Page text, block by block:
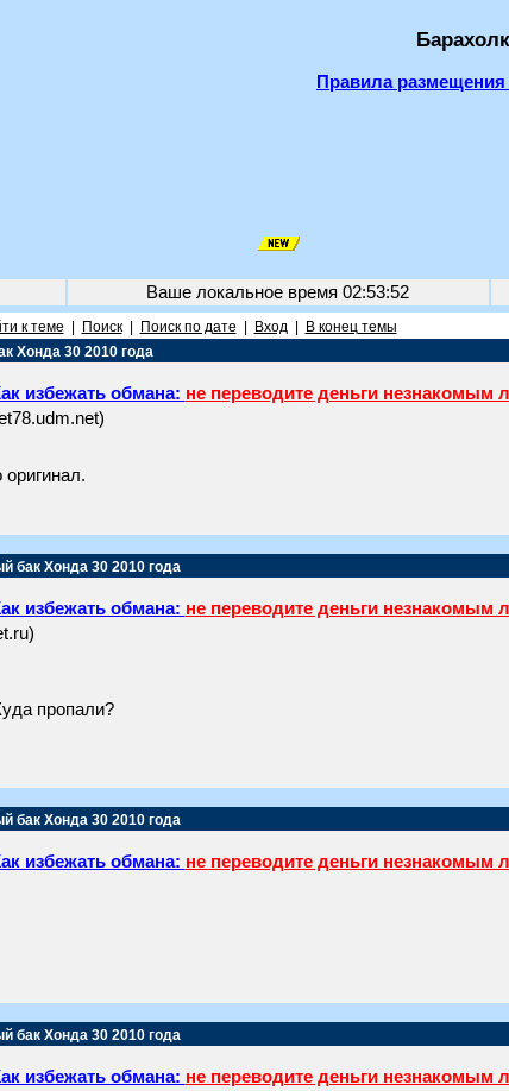
Правила
Ваше локальное время 02:53:52
к теме Поиск| Поиск по дате Вход| В конец темы
Хонда 30 2010 года
избежать обмана: не переводите деньги незнакомым
бак Хонда 30 2010 года
избежать обмана: не переводите деньги незнакомым
пропали?
бак Хонда 30 2010 года
избежать обмана: не переводите деньги незнакомым
бак Хонда 30 2010 года
избежать обмана: не переводите деньги незнакомым